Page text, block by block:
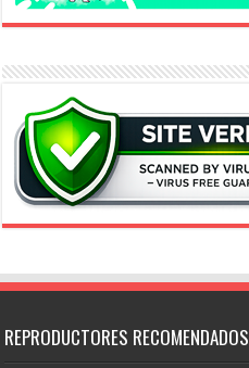
REPRODUCTORES RECOMENDADOS